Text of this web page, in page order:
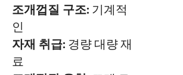
조개껍질 구조:기계적
인
자재 취급:경량 대량 재
료